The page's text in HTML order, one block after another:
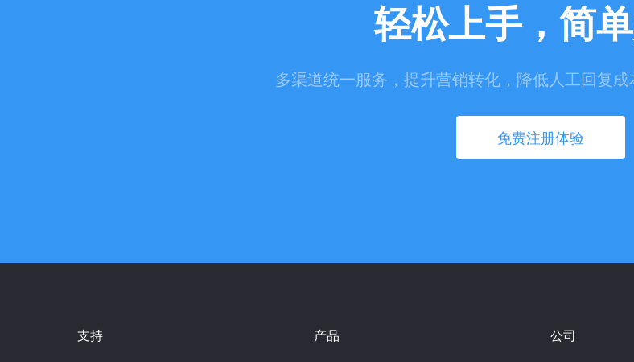
轻松上手，简
多渠道统一服务，提升营销转化，降低人工回复
免费注册体验
支持 产品 公司